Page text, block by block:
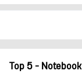
Top 5 - Notebook